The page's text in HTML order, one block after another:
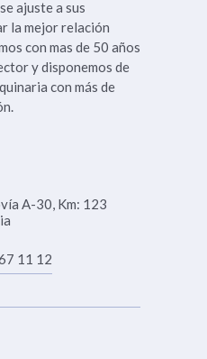
ajuste a sus
la mejor relación
con mas de 50 años
y disponemos de
con más de
A-30, Km: 123
11 12